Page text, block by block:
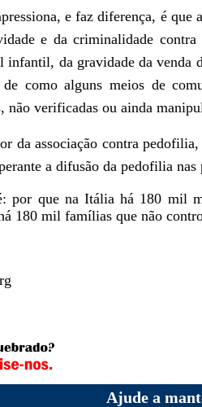
e faz diferença, é
e da criminalidade
infantil, da gravidade da venda
de como alguns meios de
não verificadas ou ainda
da associação contra
a difusão da pedofilia
por que na Itália há 180 mil
180 mil famílias que não
Ajude a